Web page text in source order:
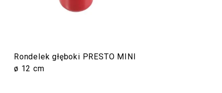
wysokiej jakości powłokę antyadhezyjną.
Rondelek głęboki PRESTO MINI
ø 12 cm